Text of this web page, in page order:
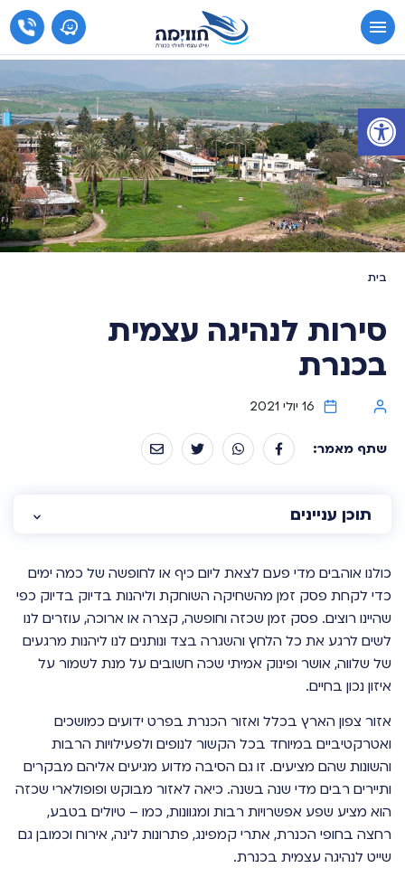
פתח סרגל נגישות
סירות לנהיגה עצמית
בכנרת
16 יולי 2021
שתף מאמר:
כולנו אוהבים מדי פעם לצאת ליום כיף או לחופשה של כמה ימים
כדי לקחת פסק זמן מהשחיקה השוחקת וליהנות בדיוק בדיוק כפי
שהיינו רוצים. פסק זמן שכזה וחופשה, קצרה או ארוכה, עוזרים לנו
לשים לרגע את כל הלחץ והשגרה בצד ונותנים לנו ליהנות מרגעים
של שלווה, אושר ופינוק אמיתי שכה חשובים על מנת לשמור על
איזון נכון בחיים.
אזור צפון הארץ בכלל ואזור הכנרת בפרט ידועים כמושכים
ואטרקטיביים במיוחד בכל הקשור לנופים ולפעילויות הרבות
והשונות שהם מציעים. זו גם הסיבה מדוע מגיעים אליהם מבקרים
ותיירים רבים מדי שנה בשנה. כיאה לאזור מבוקש ופופולארי שכזה
הוא מציע שפע אפשרויות רבות ומגוונות, כמו – טיולים בטבע,
רחצה בחופי הכנרת, אתרי קמפינג, פתרונות לינה, אירוח וכמובן גם
שייט לנהיגה עצמית בכנרת.
תוכן עניינים